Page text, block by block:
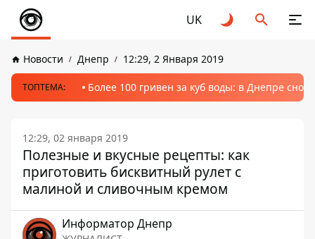
UK
Новости Днепр 12:29, 2 Января 2019
ТОПТЕМА: Более 100 гривен за куб воды: в Днепре
12:29, 02 января 2019
Полезные и вкусные рецепты: как
приготовить бисквитный рулет с
малиной и сливочным кремом
Информатор Днепр